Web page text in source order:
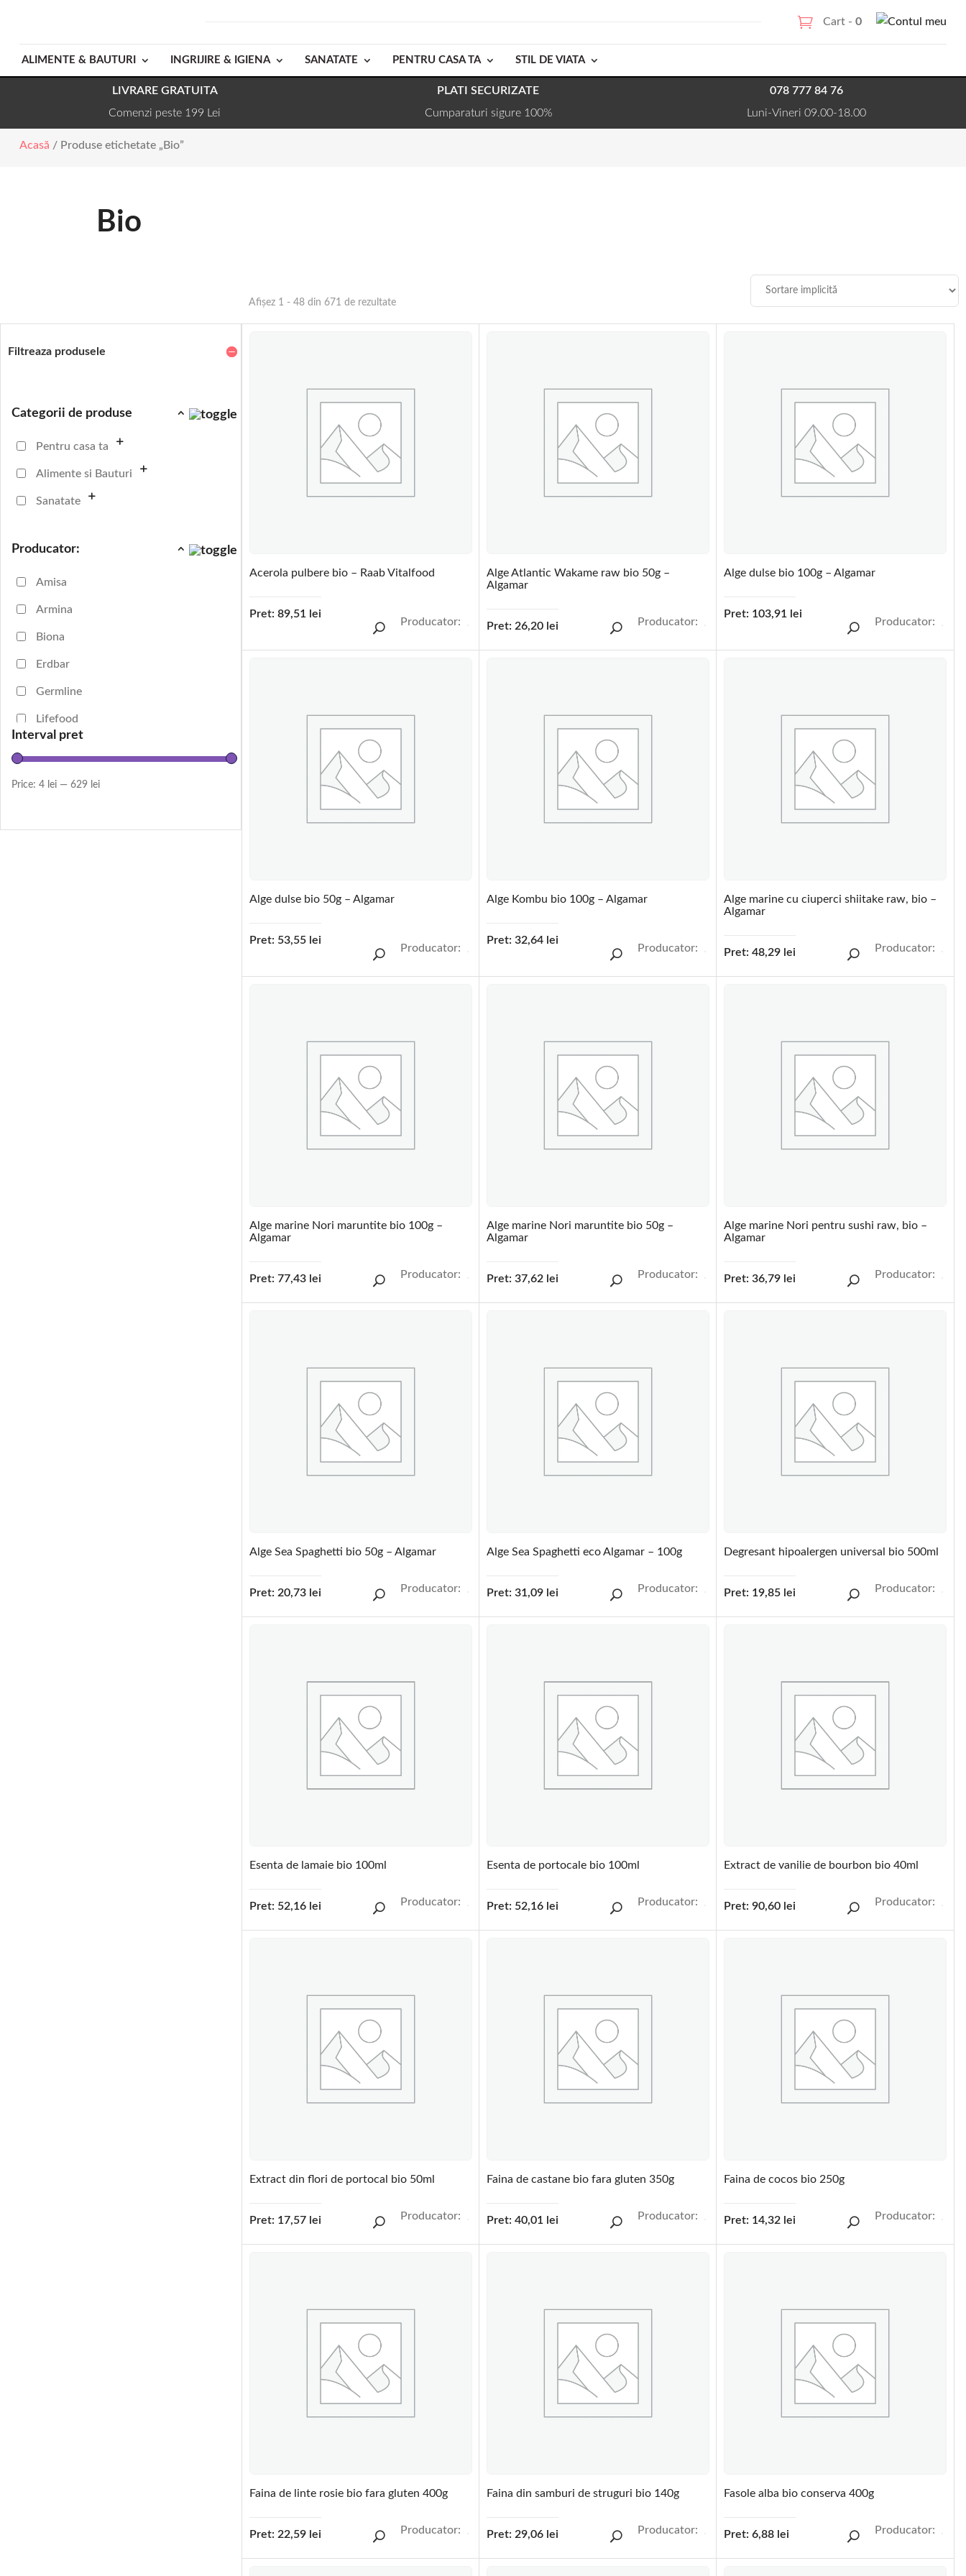
Cart -0
ALIMENTE & BAUTURI INGRIJIRE & IGIENA SANATATE PENTRU CASA TA STIL DE VIATA
LIVRARE GRATUITA
Comenzi peste 199 Lei
PLATI SECURIZATE
Cumparaturi sigure 100%
078 777 84 76
Luni-Vineri 09.00-18.00
Acasă / Produse etichetate „Bio”
Bio
Filtreaza produsele
Categorii de produse
Pentru casa ta
Alimente si Bauturi
Sanatate
Producator:
Amisa
Armina
Biona
Erdbar
Germline
Lifefood
Sonett
Interval pret
Price: 4 lei — 629 lei
Afișez 1 - 48 din 671 de rezultate
Acerola pulbere bio – Raab Vitalfood
Pret: 89,51 lei
Producator:
Alge Atlantic Wakame raw bio 50g –
Algamar
Pret: 26,20 lei Producator:
Alge dulse bio 100g – Algamar
Pret: 103,91 lei
Producator:
Alge dulse bio 50g – Algamar
Pret: 53,55 lei
Producator:
Alge Kombu bio 100g – Algamar
Pret: 32,64 lei
Producator:
Alge marine cu ciuperci shiitake raw, bio –
Algamar
Pret: 48,29 lei Producator:
Alge marine Nori maruntite bio 100g –
Algamar
Pret: 77,43 lei Producator:
Alge marine Nori maruntite bio 50g –
Algamar
Pret: 37,62 lei Producator:
Alge marine Nori pentru sushi raw, bio –
Algamar
Pret: 36,79 lei Producator:
Alge Sea Spaghetti bio 50g – Algamar
Pret: 20,73 lei Producator:
Alge Sea Spaghetti eco Algamar – 100g
Pret: 31,09 lei Producator:
Degresant hipoalergen universal bio 500ml
Pret: 19,85 lei Producator:
Esenta de lamaie bio 100ml
Pret: 52,16 lei Producator:
Esenta de portocale bio 100ml
Pret: 52,16 lei Producator:
Extract de vanilie de bourbon bio 40ml
Pret: 90,60 lei Producator:
Extract din flori de portocal bio 50ml
Pret: 17,57 lei Producator:
Faina de castane bio fara gluten 350g
Pret: 40,01 lei Producator:
Faina de cocos bio 250g
Pret: 14,32 lei Producator:
Faina de linte rosie bio fara gluten 400g
Pret: 22,59 lei Producator:
Faina din samburi de struguri bio 140g
Pret: 29,06 lei Producator:
Fasole alba bio conserva 400g
Pret: 6,88 lei Producator: